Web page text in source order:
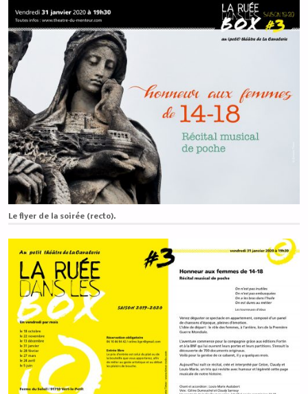
Le flyer de la soirée (recto).